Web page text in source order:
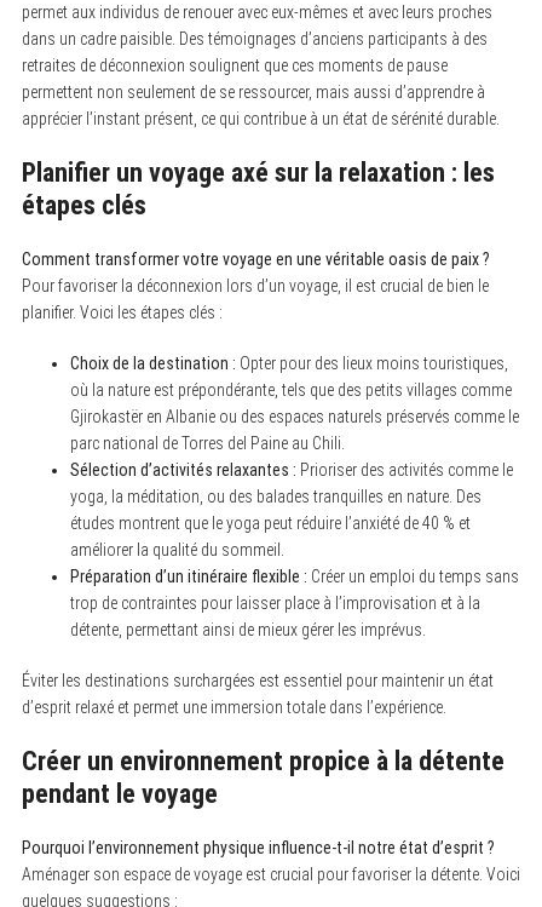
permet aux individus de renouer avec eux-mêmes et avec leurs proches
dans un cadre paisible. Des témoignages d’anciens participants à des
retraites de déconnexion soulignent que ces moments de pause
permettent non seulement de se ressourcer, mais aussi d’apprendre à
apprécier l’instant présent, ce qui contribue à un état de sérénité durable.
Planifier un voyage axé sur la relaxation : les
étapes clés
Comment transformer votre voyage en une véritable oasis de paix ?
Pour favoriser la déconnexion lors d’un voyage, il est crucial de bien le
planifier. Voici les étapes clés :
Choix de la destination : Opter pour des lieux moins touristiques,
où la nature est prépondérante, tels que des petits villages comme
Gjirokastër en Albanie ou des espaces naturels préservés comme le
parc national de Torres del Paine au Chili.
Sélection d’activités relaxantes : Prioriser des activités comme le
yoga, la méditation, ou des balades tranquilles en nature. Des
études montrent que le yoga peut réduire l’anxiété de 40 % et
améliorer la qualité du sommeil.
Préparation d’un itinéraire flexible : Créer un emploi du temps sans
trop de contraintes pour laisser place à l’improvisation et à la
détente, permettant ainsi de mieux gérer les imprévus.
Éviter les destinations surchargées est essentiel pour maintenir un état
d’esprit relaxé et permet une immersion totale dans l’expérience.
Créer un environnement propice à la détente
pendant le voyage
Pourquoi l’environnement physique influence-t-il notre état d’esprit ?
Aménager son espace de voyage est crucial pour favoriser la détente. Voici
quelques suggestions :